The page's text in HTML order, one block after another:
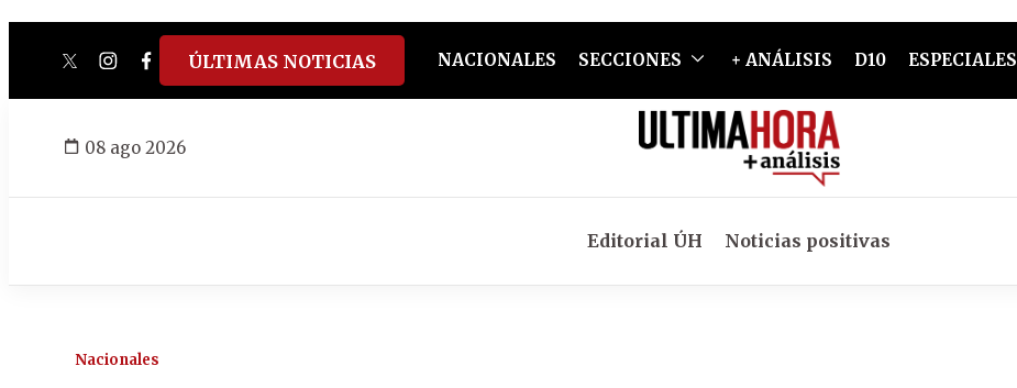
twitterinstagram
facebook
tiktokyoutube
spotify
ÚLTIMAS NOTICIAS NACIONALES SECCIONES + ANÁLISIS D10 ESPECIALES
08 ago 2026
Editorial ÚH Noticias positivas
Nacionales